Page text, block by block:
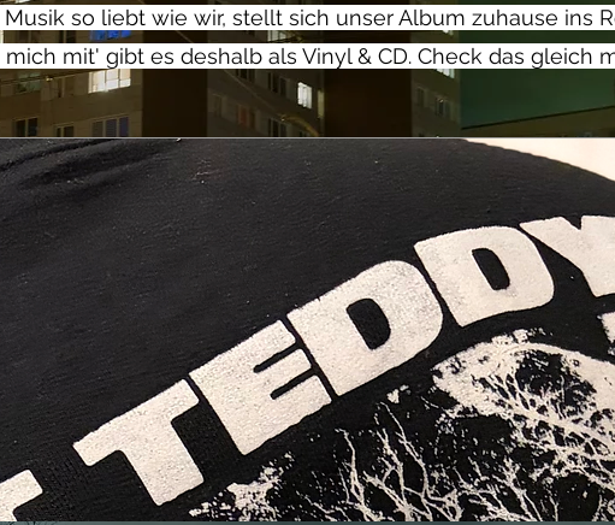
so liebt wie wir, stellt sich unser Album zuhause ins
mit' gibt es deshalb als Vinyl & CD. Check das gleich